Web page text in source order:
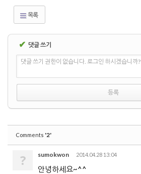
목록
✔ 댓글 쓰기
댓글 쓰기 권한이 없습니다. 로그인 하시겠습니까?
Comments '2'
? sumokwon 2014.04.28 13:04
안녕하세요~^^